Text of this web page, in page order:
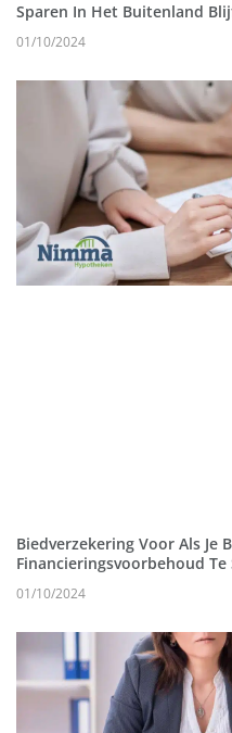
Sparen In Het Buitenland
01/10/2024
Biedverzekering Voor Als Je
Financieringsvoorbehoud
01/10/2024